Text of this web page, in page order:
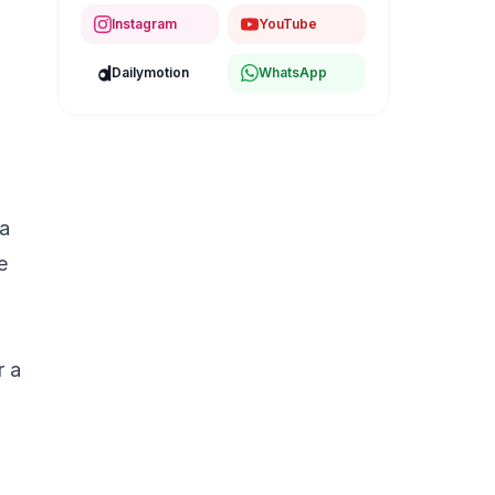
a
Instagram YouTube
Dailymotion WhatsApp